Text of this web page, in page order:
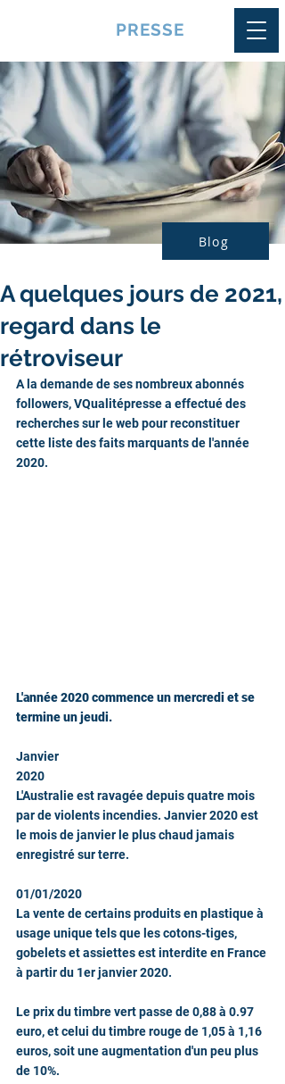
PRESSE
Blog
A quelques jours de 2021,
regard dans le
rétroviseur
A la demande de ses nombreux abonnés
followers, VQualitépresse a effectué des
recherches sur le web pour reconstituer
cette liste des faits marquants de l'année
2020.
L'année 2020 commence un mercredi et se
termine un jeudi.
Janvier
2020
L'Australie est ravagée depuis quatre mois
par de violents incendies. Janvier 2020 est
le mois de janvier le plus chaud jamais
enregistré sur terre.
01/01/2020
La vente de certains produits en plastique à
usage unique tels que les cotons-tiges,
gobelets et assiettes est interdite en France
à partir du 1er janvier 2020.
Le prix du timbre vert passe de 0,88 à 0.97
euro, et celui du timbre rouge de 1,05 à 1,16
euros, soit une augmentation d'un peu plus
de 10%.